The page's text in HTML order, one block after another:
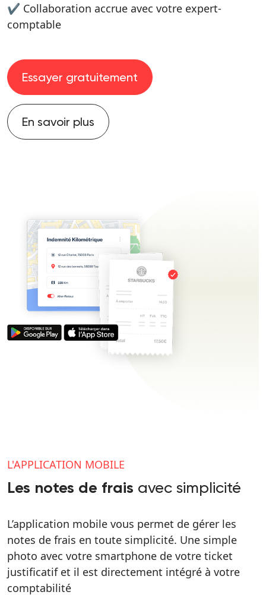
✔ Collaboration accrue avec votre expert-
comptable
Essayer gratuitement
En savoir plus
L'APPLICATION MOBILE
Les notes de frais avec simplicité
L’application mobile vous permet de gérer les
notes de frais en toute simplicité. Une simple
photo avec votre smartphone de votre ticket
justificatif et il est directement intégré à votre
comptabilité